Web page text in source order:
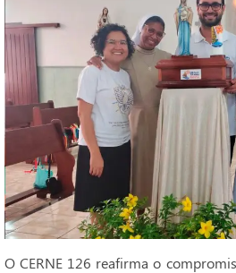
O CERNE 126 reafirma o